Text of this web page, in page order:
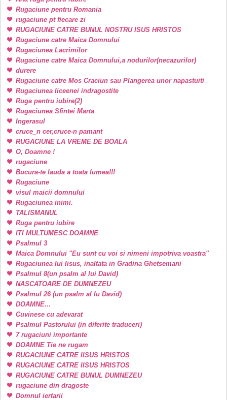
Rugaciune pentru Romania
rugaciune pt fiecare zi
RUGACIUNE CATRE BUNUL NOSTRU ISUS HRISTOS
Rugaciune catre Maica Domnului
Rugaciunea Lacrimilor
Rugaciune catre Maica Domnului,a nodurilor(necazurilor)
durere
Rugaciune catre Mos Craciun sau Plangerea unor napastuiti
Rugaciunea liceenei indragostite
Ruga pentru iubire(2)
Rugaciunea Sfintei Marta
Ingerasul
cruce_n cer,cruce-n pamant
RUGACIUNE LA VREME DE BOALA
O, Doamne !
rugaciune
Bucura-te lauda a toata lumea!!!
Rugaciune
visul maicii domnului
Rugaciunea inimi.
TALISMANUL
Ruga pentru iubire
ITI MULTUMESC DOAMNE
Psalmul 3
Maica Domnului "Eu sunt cu voi si nimeni impotriva voastra"
Rugaciunea lui Iisus, inaltata in Gradina Ghetsemani
Psalmul 8(un psalm al lui David)
NASCATOARE DE DUMNEZEU
Psalmul 26 (un psalm al lu David)
DOAMNE...
Cuvinese cu adevarat
Psalmul Pastorului (in diferite traduceri)
7 rugaciuni importante
DOAMNE Tie ne rugam
RUGACIUNE CATRE IISUS HRISTOS
RUGACIUNE CATRE IISUS HRISTOS
RUGACIUNE CATRE BUNUL DUMNEZEU
rugaciune din dragoste
Domnul iertarii